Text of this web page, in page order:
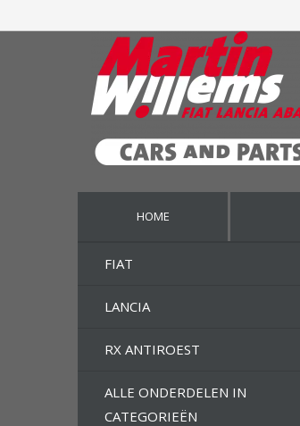
HOME
FIAT
LANCIA
RX ANTIROEST
ALLE ONDERDELEN IN
CATEGORIEËN